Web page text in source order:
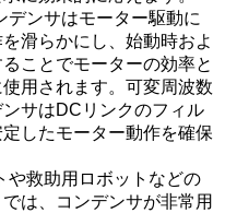
デンサはモーター駆動に
滑らかにし、始動時およ
ことでモーターの効率と
用されます。可変周波数
サはDCリンクのフィル
したモーター動作を確保
や救助用ロボットなどの
は、コンデンサが非常用